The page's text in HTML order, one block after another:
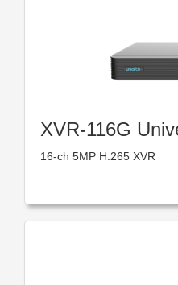
XVR-116G
16-ch 5MP H.265 XVR